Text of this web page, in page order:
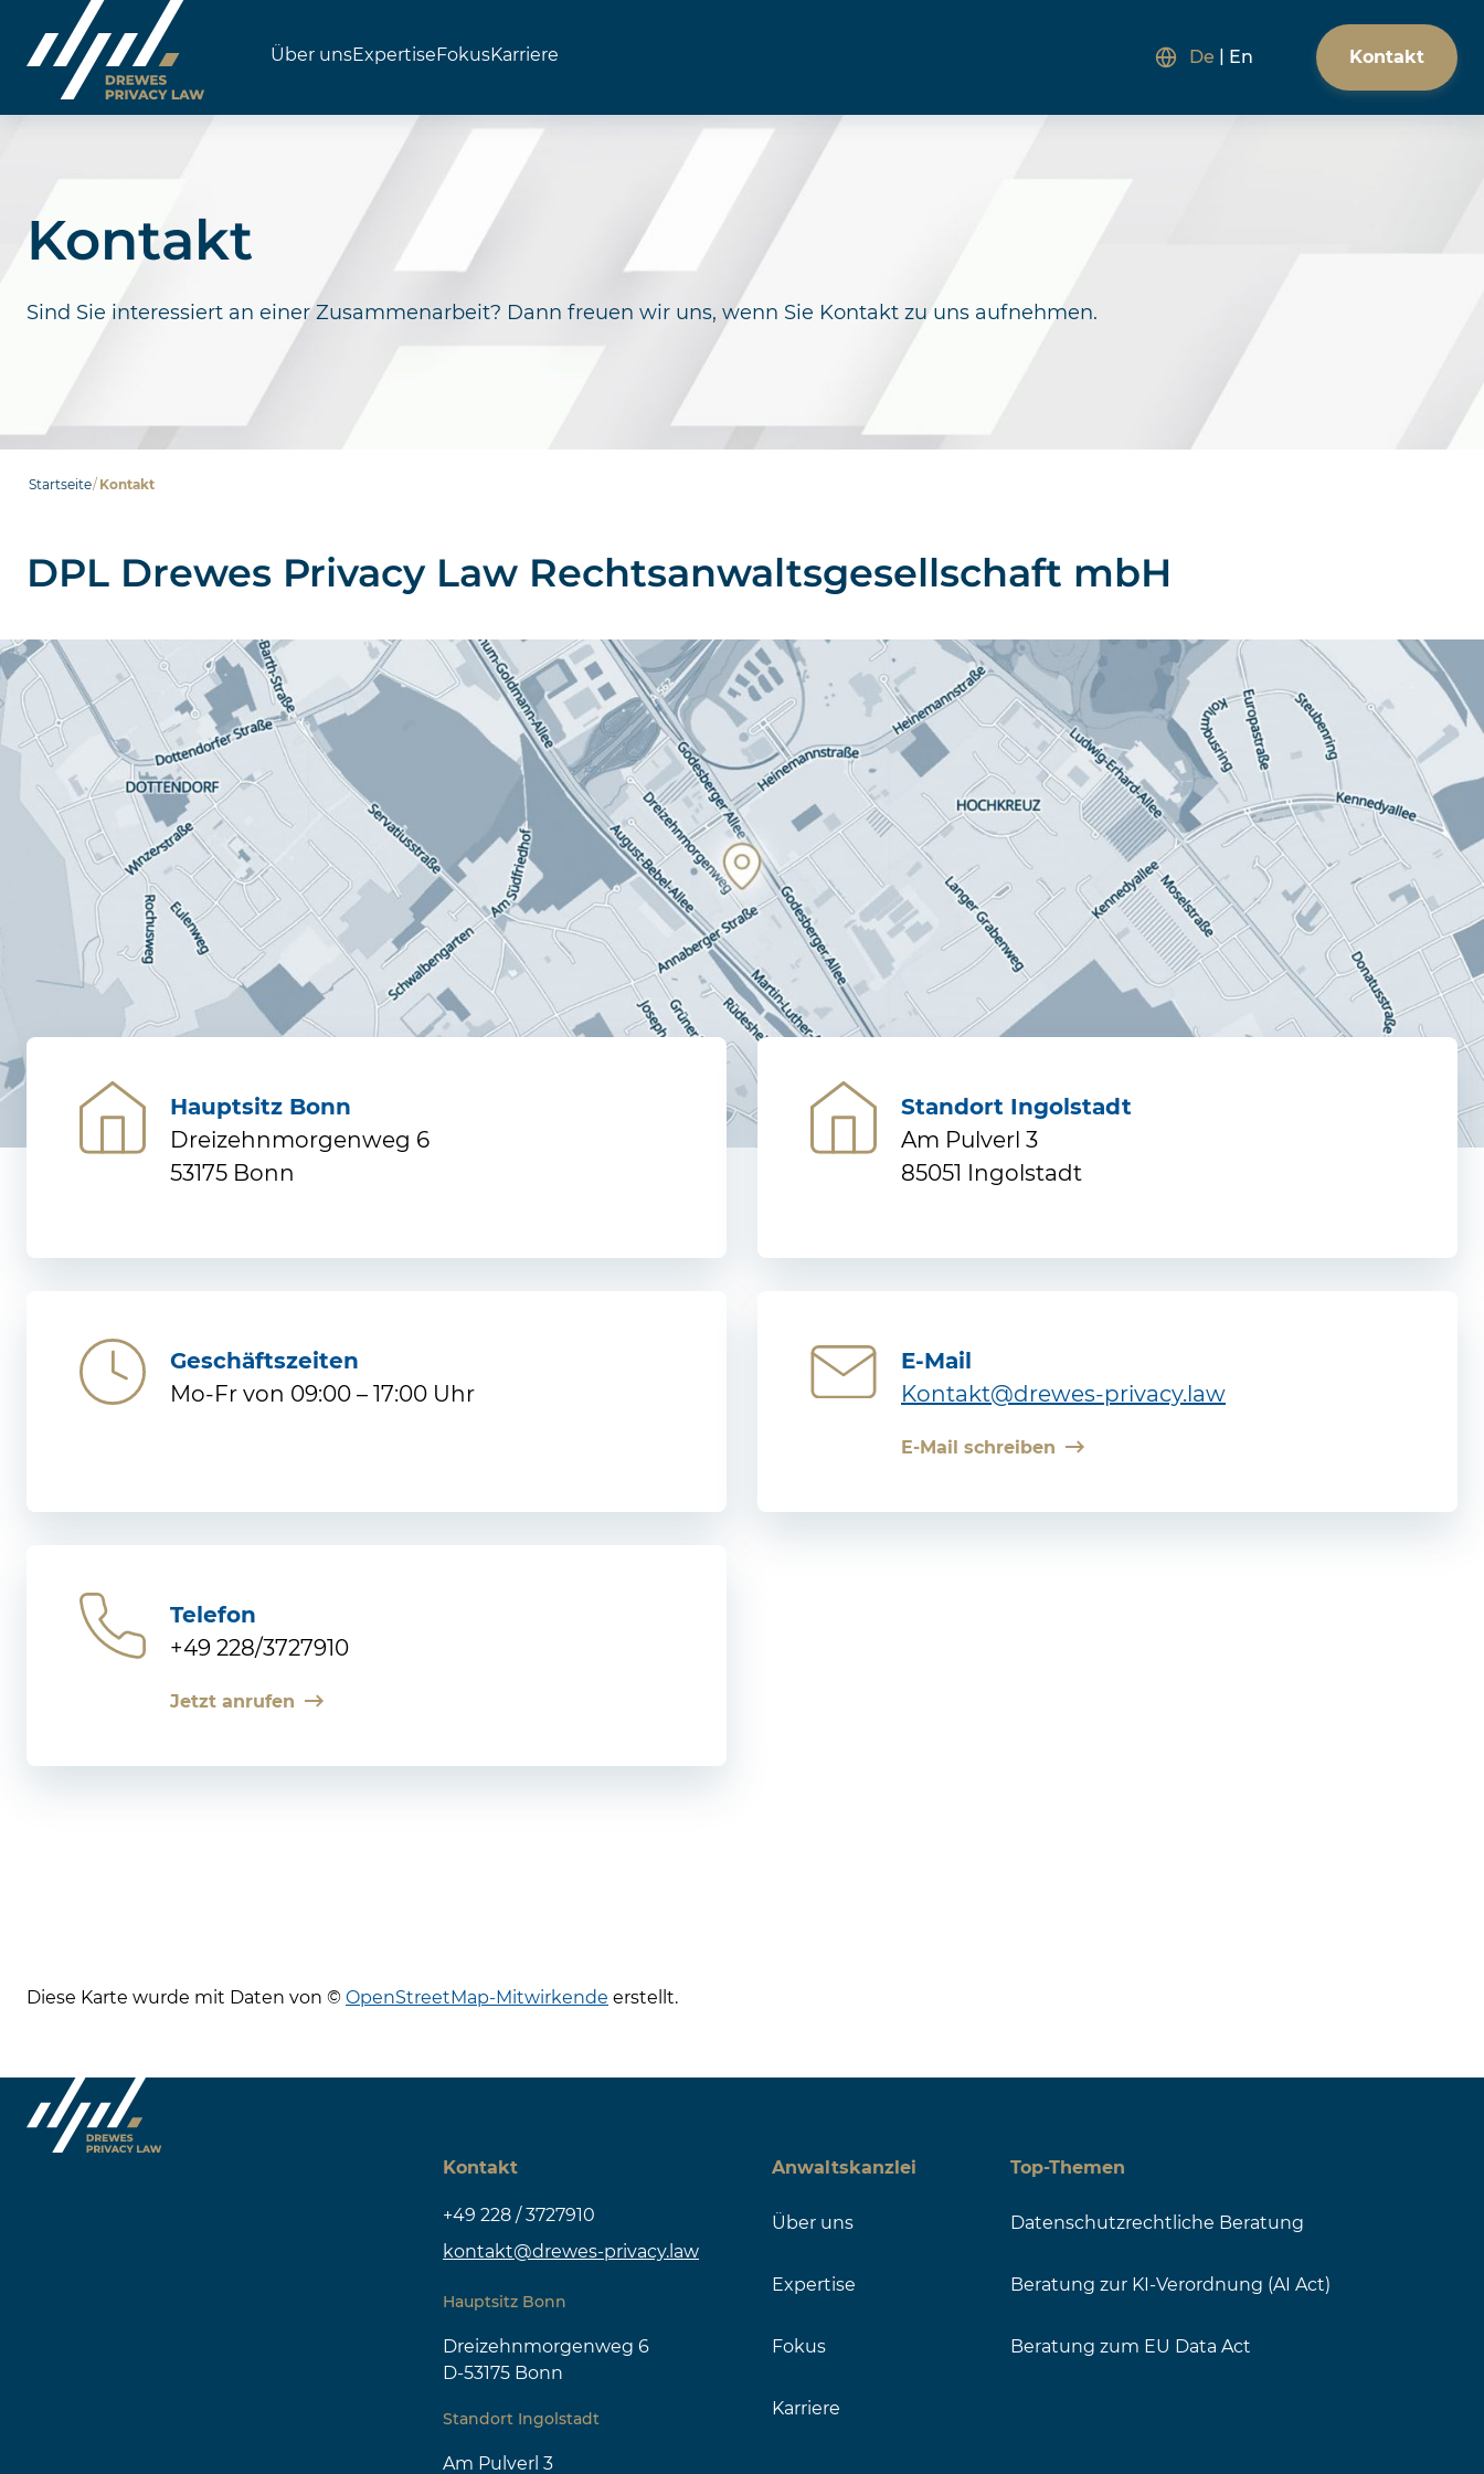
Über unsExpertise FokusKarriere De En Kontakt
Kontakt
Sind Sie interessiert an einer Zusammenarbeit? Dann freuen wir uns, wenn Sie Kontakt zu uns aufnehmen.
Startseite/ Kontakt
DPL Drewes Privacy Law Rechtsanwaltsgesellschaft mbH
Hauptsitz Bonn
Dreizehnmorgenweg 6
53175 Bonn
Standort Ingolstadt
Am Pulverl 3
85051 Ingolstadt
Geschäftszeiten
Mo-Fr von 09:00 – 17:00 Uhr
E-Mail
Kontakt@drewes-privacy.law
E-Mail schreiben
Telefon
+49 228/3727910
Jetzt anrufen
Diese Karte wurde mit Daten von © OpenStreetMap-Mitwirkende erstellt.
Kontakt
+49 228 / 3727910
kontakt@drewes-privacy.law
Hauptsitz Bonn
Dreizehnmorgenweg 6
D-53175 Bonn
Standort Ingolstadt
Am Pulverl 3
Anwaltskanzlei
Über uns
Expertise
Fokus
Karriere
Top-Themen
Datenschutzrechtliche Beratung
Beratung zur KI-Verordnung (AI Act)
Beratung zum EU Data Act